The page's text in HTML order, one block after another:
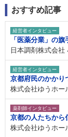
おすすめ記事
経営者インタビュー
「医薬分業」の
日本調剤株式会
経営者インタビュー
京都府民のかかり
株式会社ゆうホー
薬剤師インタビュー
京都の人たちから
株式会社ゆうホー